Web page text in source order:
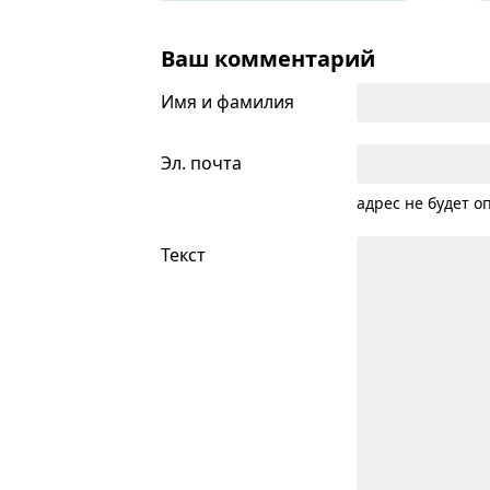
Ваш комментарий
Имя и фамилия
Эл. почта
адрес не будет
Текст